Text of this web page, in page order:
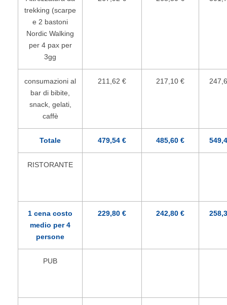
trekking (scarpe
e 2 bastoni
Nordic Walking
per 4 pax per
3gg
consumazioni al
bar di bibite,
snack, gelati,
caffè
211,62 € 217,10 €
Totale 479,54 € 485,60 €
RISTORANTE
1 cena costo
medio per 4
persone
229,80 € 242,80 €
PUB